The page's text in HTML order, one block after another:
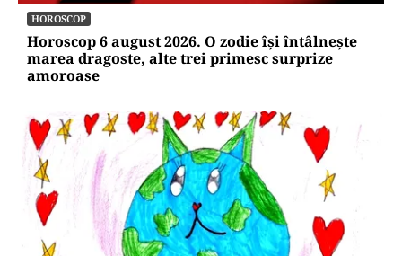
HOROSCOP
Horoscop 6 august 2026. O zodie își întâlnește
marea dragoste, alte trei primesc surprize
amoroase